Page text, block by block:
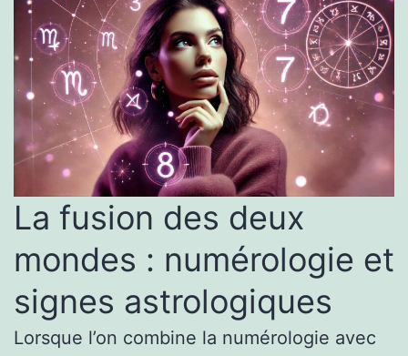
La fusion des deux
mondes : numérologie et
signes astrologiques
Lorsque l’on combine la numérologie avec